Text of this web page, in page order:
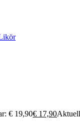
€ 19,90€ 17,90